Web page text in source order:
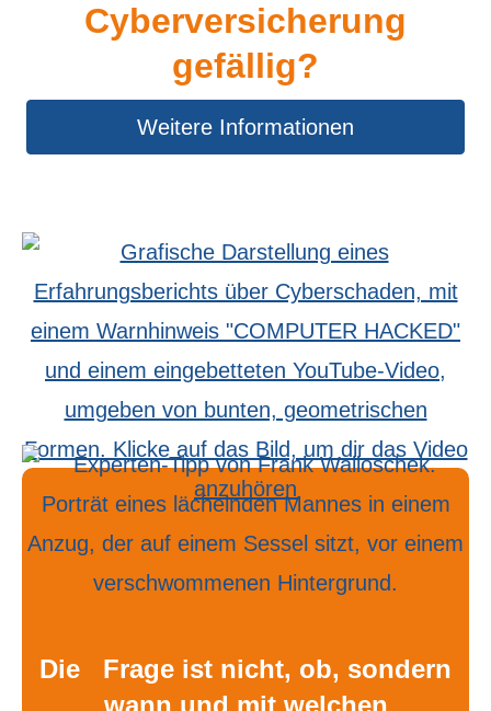
Cyberversicherung
gefällig?
Weitere Informationen
Die Frage ist nicht, ob, sondern